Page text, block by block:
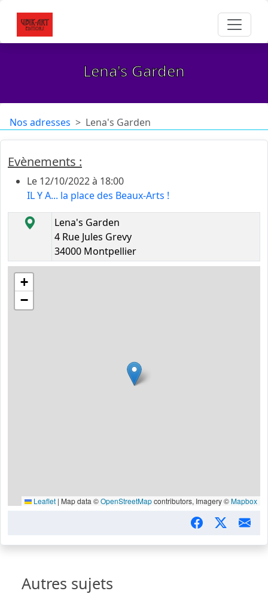
Lena's Garden
Nos adresses Lena's Garden
Evènements :
Le 12/10/2022 à 18:00
IL Y A... la place des Beaux-Arts !
Lena's Garden
4 Rue Jules Grevy
34000 Montpellier
+
−
Leaflet | Map data ©OpenStreetMapcontributors, Imagery ©Mapbox
Autres sujets